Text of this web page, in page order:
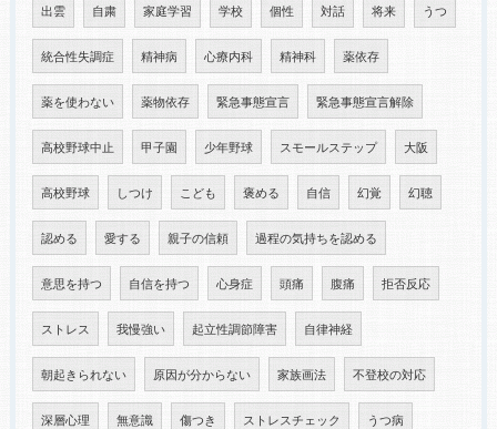
出雲 自粛 家庭学習 学校 個性 対話 将来 うつ
統合性失調症 精神病 心療内科 精神科 薬依存
薬を使わない 薬物依存 緊急事態宣言 緊急事態宣言解除
高校野球中止 甲子園 少年野球 スモールステップ 大阪
高校野球 しつけ こども 褒める 自信 幻覚 幻聴
認める 愛する 親子の信頼 過程の気持ちを認める
意思を持つ 自信を持つ 心身症 頭痛 腹痛 拒否反応
ストレス 我慢強い 起立性調節障害 自律神経
朝起きられない 原因が分からない 家族画法 不登校の対応
深層心理 無意識 傷つき ストレスチェック うつ病